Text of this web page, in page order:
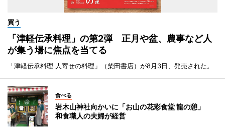
買う
「津軽伝承料理」の第2弾 正月や盆、農事など人
が集う場に焦点を当てる
「津軽伝承料理 人寄せの料理」（柴田書店）が8月3日、発売された。
食べる
岩木山神社向かいに「お山の花彩食堂 龍の憩」
和食職人の夫婦が経営